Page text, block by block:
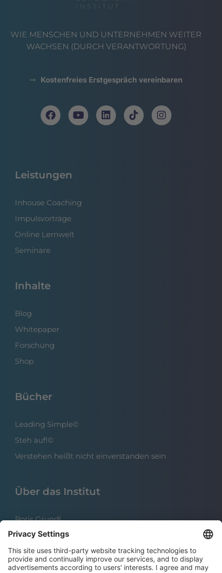
WIE MENSCHEN UND UNTERNEHMEN WEITER
WACHSEN (DURCH VERANTWORTUNG)
Kostenfreies Erstgespräch vereinbaren
Leistungen
Inhouse Coaching
Impulsvorträge
Online Lernwelt
Seminare
Inhalte
Blog
Whitepaper
Forschung
Shop
Bücher
Leading Simple©
Steh auf!©
Verstehen heißt nicht einverstanden sein
Über das Institut
Boris Grundl
Das Team
Referenzen
Karriere | Offene Stellen